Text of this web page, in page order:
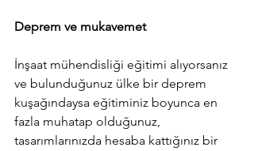
Deprem ve mukavemet
İnşaat mühendisliği eğitimi alıyorsanız
ve bulunduğunuz ülke bir deprem
kuşağındaysa eğitiminiz boyunca en
fazla muhatap olduğunuz,
tasarımlarınızda hesaba kattığınız bir